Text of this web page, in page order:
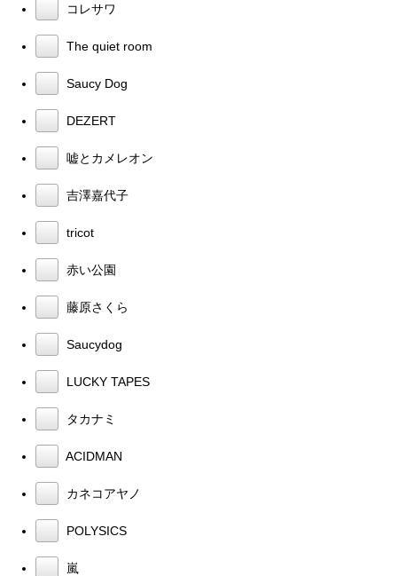
コレサワ
The quiet room
Saucy Dog
DEZERT
嘘とカメレオン
吉澤嘉代子
tricot
赤い公園
藤原さくら
Saucydog
LUCKY TAPES
タカナミ
ACIDMAN
カネコアヤノ
POLYSICS
嵐